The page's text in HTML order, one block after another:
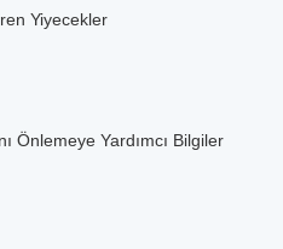
Yiyecekler
Önlemeye Yardımcı Bilgiler